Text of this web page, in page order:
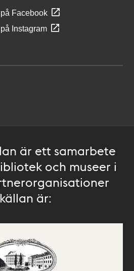
Facebook
Instagram
är ett samarbete
och museer i
är: